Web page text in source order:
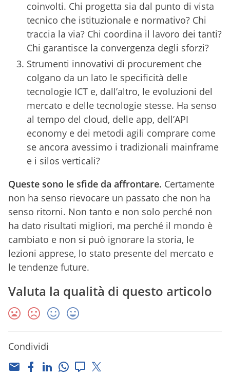
coinvolti. Chi progetta sia dal punto di vista
tecnico che istituzionale e normativo? Chi
traccia la via? Chi coordina il lavoro dei tanti?
Chi garantisce la convergenza degli sforzi?
Strumenti innovativi di procurement che
colgano da un lato le specificità delle
tecnologie ICT e, dall’altro, le evoluzioni del
mercato e delle tecnologie stesse. Ha senso
al tempo del cloud, delle app, dell’API
economy e dei metodi agili comprare come
se ancora avessimo i tradizionali mainframe
e i silos verticali?
Queste sono le sfide da affrontare. Certamente
non ha senso rievocare un passato che non ha
senso ritorni. Non tanto e non solo perché non
ha dato risultati migliori, ma perché il mondo è
cambiato e non si può ignorare la storia, le
lezioni apprese, lo stato presente del mercato e
le tendenze future.
Valuta la qualità di questo articolo
Condividi